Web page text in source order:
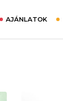
AJÁNLATOK